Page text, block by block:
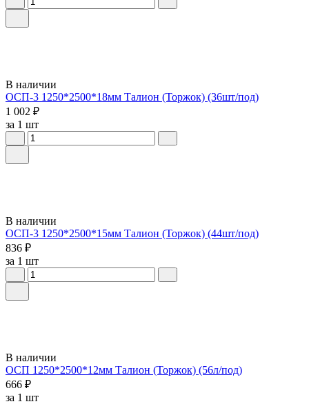
В наличии
ОСП-3 1250*2500*18мм Талион (Торжок) (36шт/под)
1 002 ₽
за 1 шт
В наличии
ОСП-3 1250*2500*15мм Талион (Торжок) (44шт/под)
836 ₽
за 1 шт
В наличии
ОСП 1250*2500*12мм Талион (Торжок) (56л/под)
666 ₽
за 1 шт